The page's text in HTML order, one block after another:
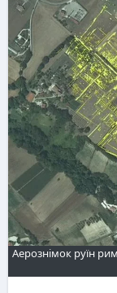
Аерознімок руїн